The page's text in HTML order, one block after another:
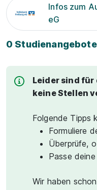
Infos zum
eG
0 Studienangebote
Leider sind
keine Stellen
Folgende Tipps
Formuliere
Überprüfe,
Passe
Wir haben